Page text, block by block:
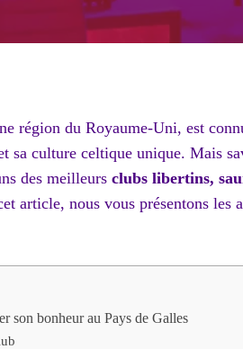
région du Royaume-Uni, est
sa culture celtique unique. Mais
des meilleurs clubs libertins,
article, nous vous présentons les
son bonheur au Pays de Galles